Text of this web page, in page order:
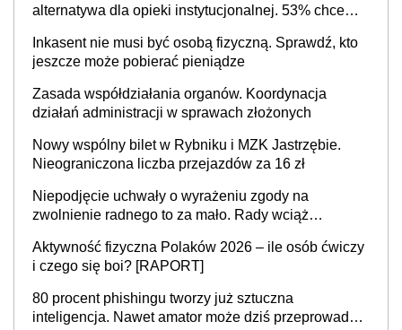
alternatywa dla opieki instytucjonalnej. 53% chce
Inkasent nie musi być osobą fizyczną. Sprawdź, kto
jeszcze może pobierać pieniądze
Zasada współdziałania organów. Koordynacja
działań administracji w sprawach złożonych
Nowy wspólny bilet w Rybniku i MZK Jastrzębie.
Nieograniczona liczba przejazdów za 16 zł
Niepodjęcie uchwały o wyrażeniu zgody na
zwolnienie radnego to za mało. Rady wciąż
sprawy
Aktywność fizyczna Polaków 2026 – ile osób ćwiczy
i czego się boi? [RAPORT]
80 procent phishingu tworzy już sztuczna
inteligencja. Nawet amator może dziś przeprowadzić